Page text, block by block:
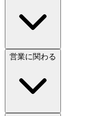
営業に関わる